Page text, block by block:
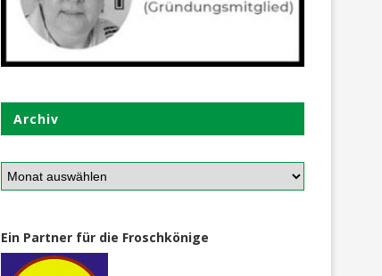
Archiv
Ein Partner für die Froschkönige